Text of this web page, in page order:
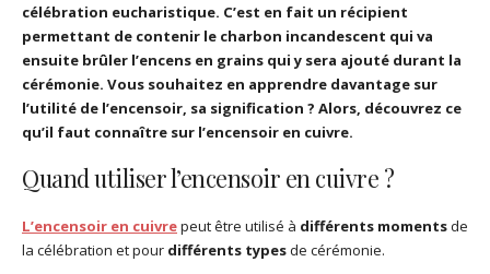
célébration eucharistique. C’est en fait un récipient
permettant de contenir le charbon incandescent qui va
ensuite brûler l’encens en grains qui y sera ajouté durant la
cérémonie. Vous souhaitez en apprendre davantage sur
l’utilité de l’encensoir, sa signification ? Alors, découvrez ce
qu’il faut connaître sur l’encensoir en cuivre.
Quand utiliser l’encensoir en cuivre ?
L’encensoir en cuivrepeut être utilisé à différents momentsde
la célébration et pour différents typesde cérémonie.